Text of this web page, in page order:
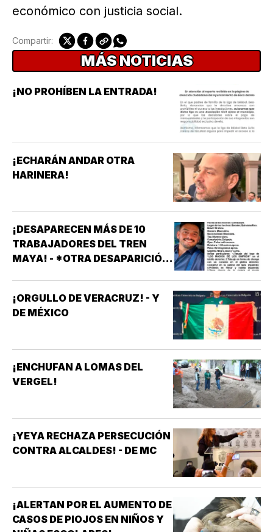
económico con justicia social.
Compartir:
MÁS NOTICIAS
¡NO PROHÍBEN LA ENTRADA!
¡ECHARÁN ANDAR OTRA
HARINERA!
¡DESAPARECEN MÁS DE 10
TRABAJADORES DEL TREN
MAYA! - *OTRA DESAPARICIÓN
¡ORGULLO DE VERACRUZ! - Y
DE MÉXICO
¡ENCHUFAN A LOMAS DEL
VERGEL!
¡YEYA RECHAZA PERSECUCIÓN
CONTRA ALCALDES! - DE MC
¡ALERTAN POR EL AUMENTO DE
CASOS DE PIOJOS EN NIÑOS Y